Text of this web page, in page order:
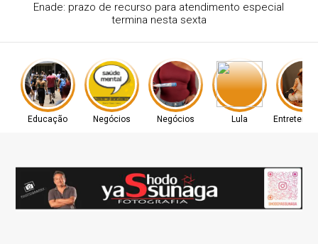
Enade: prazo de recurso para atendimento especial
termina nesta sexta
Educação Negócios Negócios Lula